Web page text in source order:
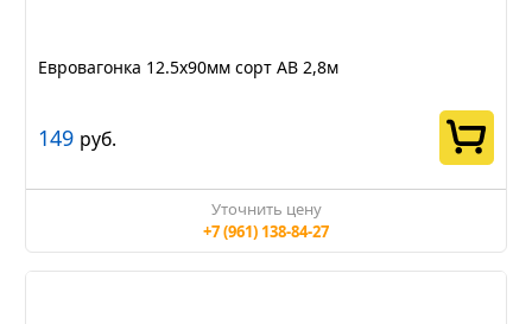
Евровагонка 12.5х90мм сорт АВ 2,8м
149 руб.
Уточнить цену
+7 (961) 138-84-27